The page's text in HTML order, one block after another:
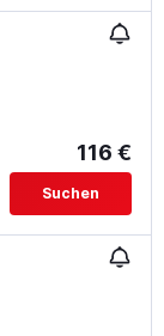
116 €
Suchen